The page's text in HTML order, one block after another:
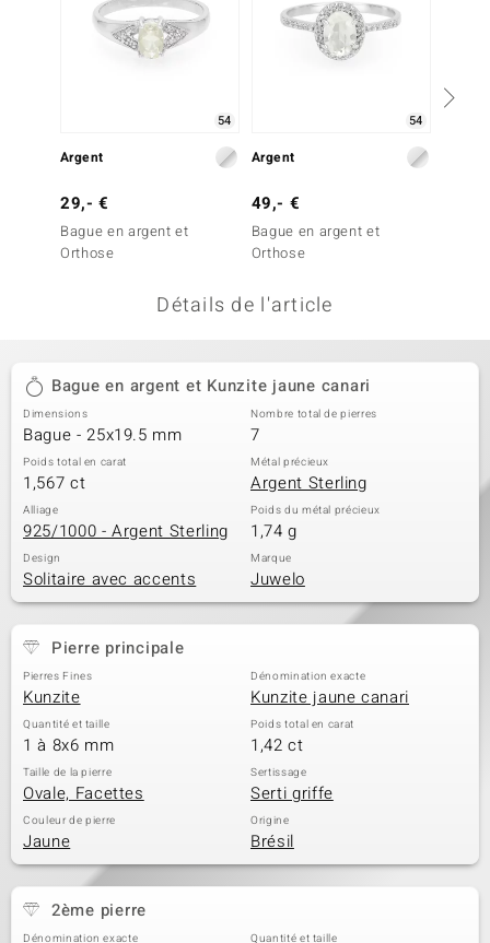
54
Argent
29,- €
Bague en argent et
Orthose
54
Argent
49,- €
Bague en argent et
Orthose
Détails de l'article
Bague en argent et Kunzite jaune canari
Dimensions
Bague - 25x19.5 mm
Nombre total de pierres
7
Poids total en carat
1,567 ct
Métal précieux
Argent Sterling
Alliage
925/1000 - Argent Sterling
Poids du métal précieux
1,74 g
Design
Solitaire avec accents
Marque
Juwelo
Pierre principale
Pierres Fines
Kunzite
Dénomination exacte
Kunzite jaune canari
Quantité et taille
1 à 8x6 mm
Poids total en carat
1,42 ct
Taille de la pierre
Ovale, Facettes
Sertissage
Serti griffe
Couleur de pierre
Jaune
Origine
Brésil
2ème pierre
Dénomination exacte Quantité et taille